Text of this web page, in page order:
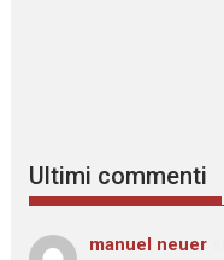
Ultimi commenti
manuel neuer